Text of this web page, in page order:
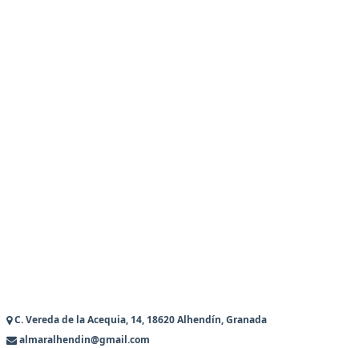
C. Vereda de la Acequia, 14, 18620 Alhendín, Granada
almaralhendin@gmail.com